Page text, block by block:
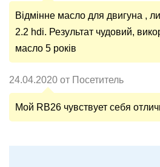
Відмінне масло для двигуна ,
2.2 hdi. Результат чудовий,
масло 5 років
24.04.2020 от Посетитель
Мой RB26 чувствует себя